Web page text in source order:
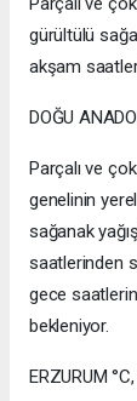
gürültülü
akşam
DOĞU
Parçalı ve
genelinin
sağanak
saatlerinden
gece
bekleniyor.
ERZURUM